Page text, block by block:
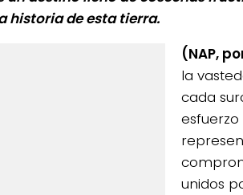
historia de esta tierra.
(NAP,
la
cada
unidos